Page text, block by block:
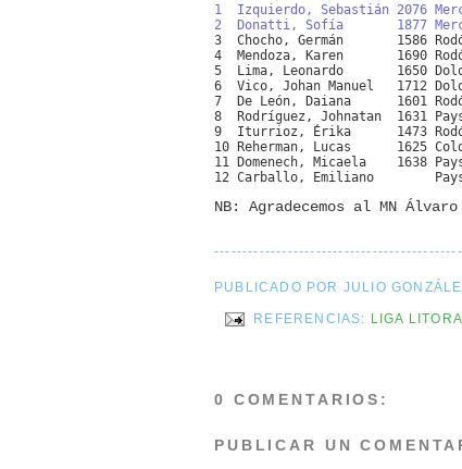
1  Izquierdo, Sebastián 2076
2  Donatti, Sofía       1877
3  Chocho, Germán       1586
4  Mendoza, Karen       1690
5  Lima, Leonardo       1650
6  Vico, Johan Manuel   1712
7  De León, Daiana      1601
8  Rodríguez, Johnatan  1631
9  Iturrioz, Érika      1473
10 Reherman, Lucas      1625
11 Domenech, Micaela    1638
12 Carballo, Emiliano
NB: Agradecemos al MN
PUBLICADO POR JULIO
REFERENCIAS: LIGA
0 COMENTARIOS:
PUBLICAR UN